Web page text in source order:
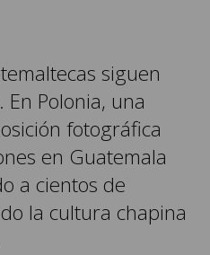
siguen
Polonia, una
fotográfica
en Guatemala
a cientos de
la cultura chapina